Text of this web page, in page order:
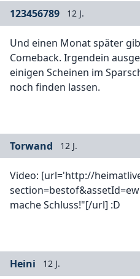
123456789 12 J.
Und einen Monat später
Comeback. Irgendein
einigen Scheinen im
noch finden lassen.
Torwand 12 J.
Video: [url='http://
mache Schluss!"[/url] :D
Heini 12 J.